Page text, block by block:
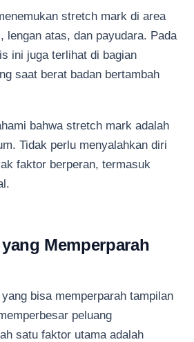
stretch mark di area
lengan atas, dan payudara. Pada
ini juga terlihat di bagian
saat berat badan bertambah
bahwa stretch mark adalah
Tidak perlu menyalahkan diri
faktor berperan, termasuk
Memperparah
bisa memperparah tampilan
peluang
satu faktor utama adalah